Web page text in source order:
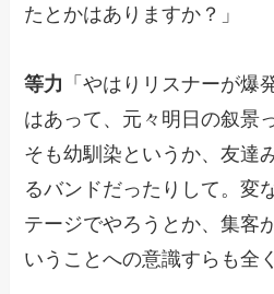
たとかはありますか？」
等力 「やはりリスナーが爆
はあって、元々明日の叙景
そも幼馴染というか、友達
るバンドだったりして。変
テージでやろうとか、集客
いうことへの意識すらも全